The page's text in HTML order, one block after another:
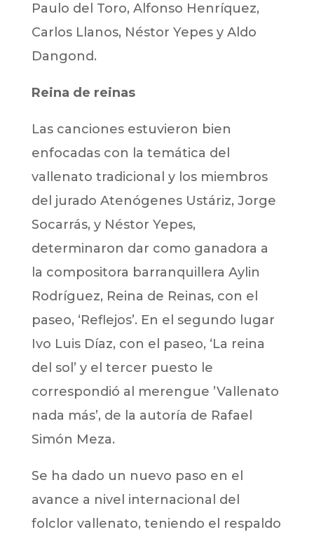
Paulo del Toro, Alfonso Henríquez,
Carlos Llanos, Néstor Yepes y Aldo
Dangond.
Reina de reinas
Las canciones estuvieron bien
enfocadas con la temática del
vallenato tradicional y los miembros
del jurado Atenógenes Ustáriz, Jorge
Socarrás, y Néstor Yepes,
determinaron dar como ganadora a
la compositora barranquillera Aylin
Rodríguez, Reina de Reinas, con el
paseo, ‘Reflejos’. En el segundo lugar
Ivo Luis Díaz, con el paseo, ‘La reina
del sol’ y el tercer puesto le
correspondió al merengue ’Vallenato
nada más’, de la autoría de Rafael
Simón Meza.
Se ha dado un nuevo paso en el
avance a nivel internacional del
folclor vallenato, teniendo el respaldo